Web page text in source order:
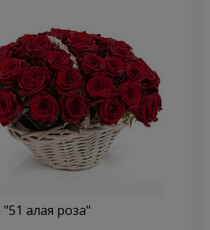
алая роза"